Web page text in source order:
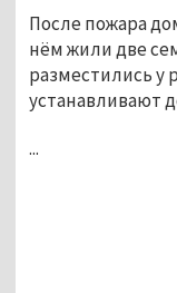
После пожара
нём жили две
разместились у
устанавливают
...